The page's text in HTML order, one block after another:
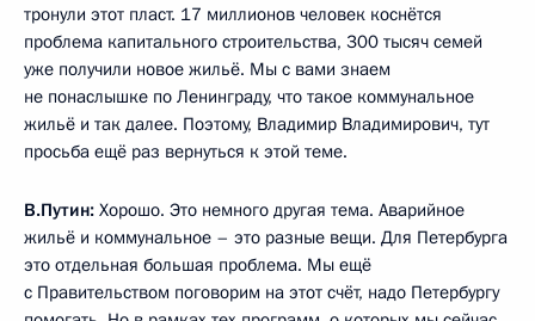
тронули этот пласт. 17 миллионов человек коснётся
проблема капитального строительства, 300 тысяч семей
уже получили новое жильё. Мы с вами знаем
не понаслышке по Ленинграду, что такое коммунальное
жильё и так далее. Поэтому, Владимир Владимирович, тут
просьба ещё раз вернуться к этой теме.
В.Путин: Хорошо. Это немного другая тема. Аварийное
жильё и коммунальное – это разные вещи. Для Петербурга
это отдельная большая проблема. Мы ещё
с Правительством поговорим на этот счёт, надо Петербургу